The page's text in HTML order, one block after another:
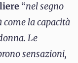
“nel segno
la capacità
Le
sensazioni,